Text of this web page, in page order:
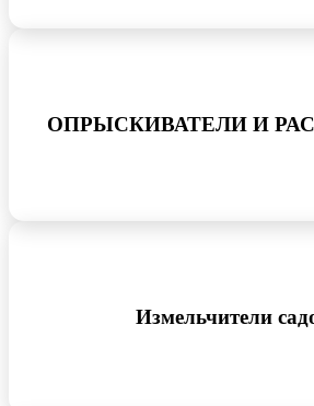
ОПРЫСКИВАТЕЛИ И
Измельчители